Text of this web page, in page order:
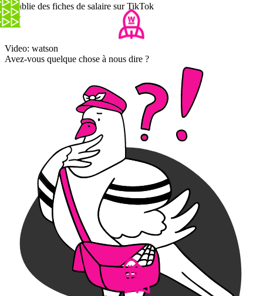
Il publie des fiches de salaire sur TikTok
Video: watson
Avez-vous quelque chose à nous dire ?